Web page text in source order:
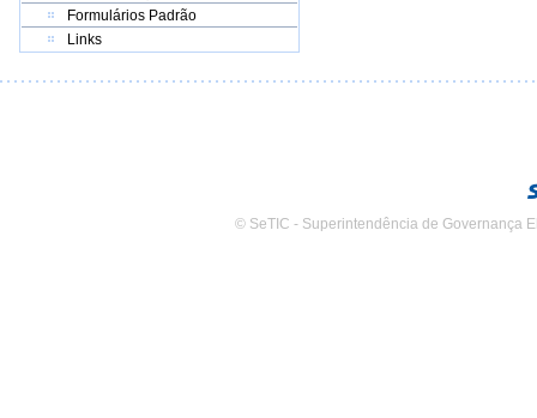
Formulários Padrão
Links
© SeTIC - Superintendência de Governança